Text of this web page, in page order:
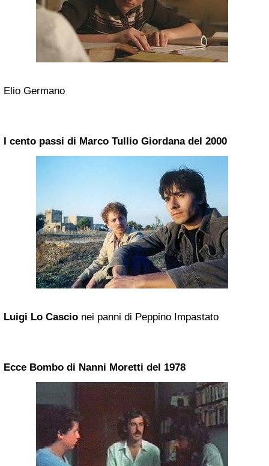
Elio Germano
I cento passi di Marco Tullio Giordana del 2000
Luigi Lo Cascio nei panni di Peppino Impastato
Ecce Bombo di Nanni Moretti del 1978